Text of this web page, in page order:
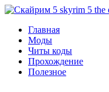
Перейти
содержимому
Главная
Моды
Читы коды
Прохождение
Полезное